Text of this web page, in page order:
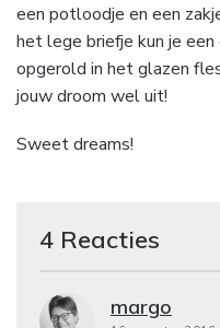
een potloodje en een
het lege briefje kun je
opgerold in het glazen
jouw droom wel uit!
Sweet dreams!
4 Reacties
margo